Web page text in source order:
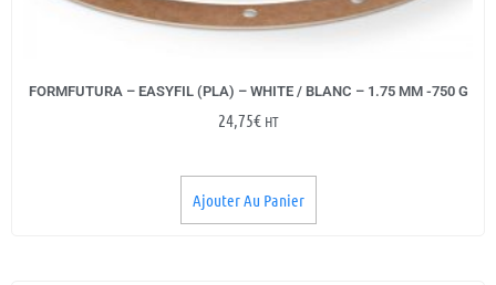
FORMFUTURA – EASYFIL (PLA) – WHITE / BLANC – 1.75 MM -750 G
24,75€ HT
Ajouter Au Panier